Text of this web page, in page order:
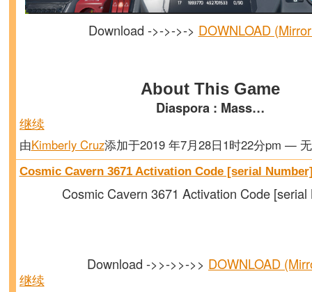
Download ->->->-> DOWNLOAD
About This Game
Diaspora : Mass…
继续
由Kimberly Cruz添加于2019 年7月28日1时22分pm —
Cosmic Cavern 3671 Activation Code [serial
Cosmic Cavern 3671 Activation Code [serial
Download ->>->>->> DOWNLOAD
继续